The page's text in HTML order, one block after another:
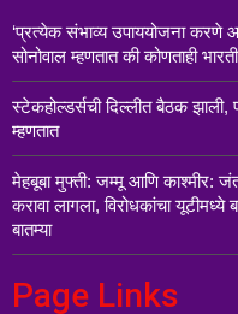
‘प्रत्येक संभाव्य उपाययोजना करणे
सोनोवाल म्हणतात की कोणताही
स्टेकहोल्डर्सची दिल्लीत बैठक झाली,
म्हणतात
मेहबूबा मुफ्ती: जम्मू आणि काश्मीर:
करावा लागला, विरोधकांचा यूटीमध्ये
बातम्या
Page Links